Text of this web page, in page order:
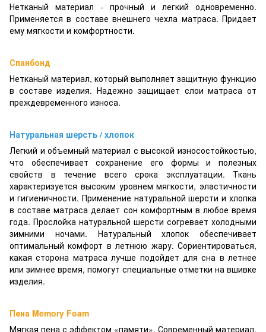
Нетканый материал - прочный и легкий одновременно.
Применяется в составе внешнего чехла матраса. Придает
ему мягкости и комфортности.
Спанбонд
Нетканый материал, который выполняет защитную функцию
в составе изделия. Надежно защищает слои матраса от
преждевременного износа.
Натуральная шерсть / хлопок
Легкий и объемный материал с высокой износостойкостью,
что обеспечивает сохранение его формы и полезных
свойств в течение всего срока эксплуатации. Ткань
характеризуется высоким уровнем мягкости, эластичности
и гигиеничности. Применение натуральной шерсти и хлопка
в составе матраса делает сон комфортным в любое время
года. Прослойка натуральной шерсти согревает холодными
зимними ночами. Натуральный хлопок обеспечивает
оптимальный комфорт в летнюю жару. Сориентироваться,
какая сторона матраса лучше подойдет для сна в летнее
или зимнее время, помогут специальные отметки на вшивке
изделия.
Пена Memory Foam
Мягкая пена с эффектом «памяти». Современный материал,